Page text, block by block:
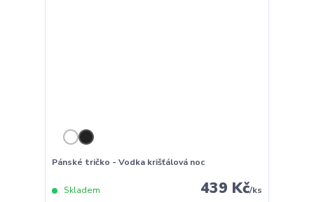
Pánské tričko - Vodka krišťálová noc
439 Kč/ks
Skladem